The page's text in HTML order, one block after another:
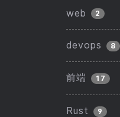
web 2
devops 8
前端 17
Rust 9